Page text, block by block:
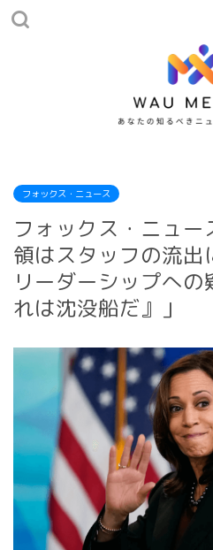
フォックス・ニュース
フォックス・ニュ
領はスタッフの流出
リーダーシップへ
れは沈没船だ』」